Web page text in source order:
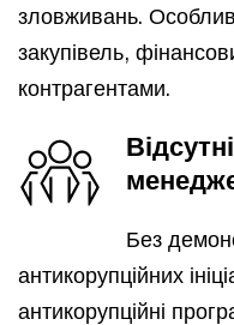
зловживань.
закупівель,
контрагентами.
Без
антикорупційних
антикорупційні